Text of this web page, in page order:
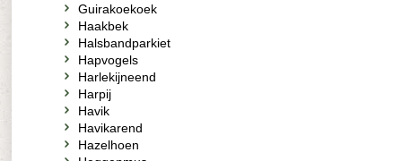
Guirakoekoek
Haakbek
Halsbandparkiet
Hapvogels
Harlekijneend
Harpij
Havik
Havikarend
Hazelhoen